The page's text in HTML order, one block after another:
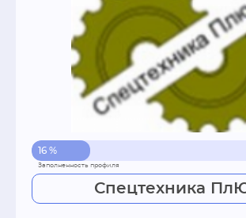
16 %
Спецтехника